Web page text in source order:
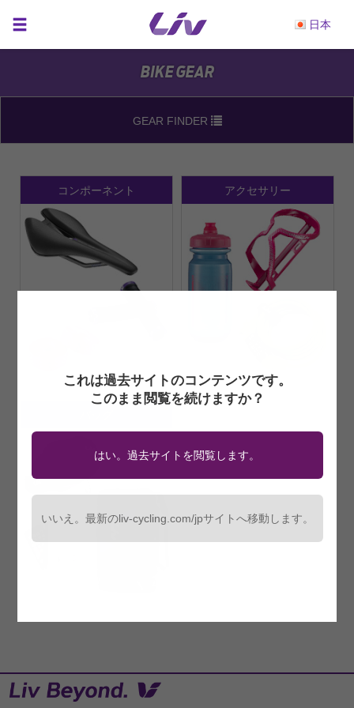
日本
BIKE GEAR
GEAR FINDER
コンポーネント アクセサリー
これは過去サイトのコンテンツです。
このまま閲覧を続けますか？
はい。過去サイトを閲覧します。
いいえ。最新のliv-cycling.com/jpサイトへ移動します。